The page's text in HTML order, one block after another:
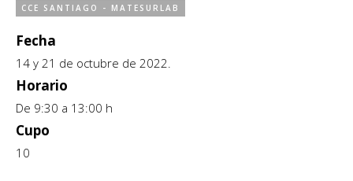
Sitios de interés
Ciudadanía / Comunidad
Escénicas
Formación
Infantil / Juvenil
Letras
CCE SANTIAGO - MATESURLAB
Fecha
14 y 21 de octubre de 2022.
Horario
De 9:30 a 13:00 h
Cupo
10